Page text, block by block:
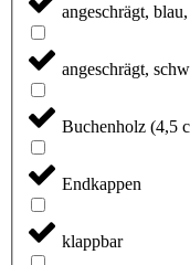
angeschrägt,
angeschrägt,
Buchenholz (4,5
Endkappen
klappbar